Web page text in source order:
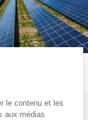
le contenu et les
aux médias